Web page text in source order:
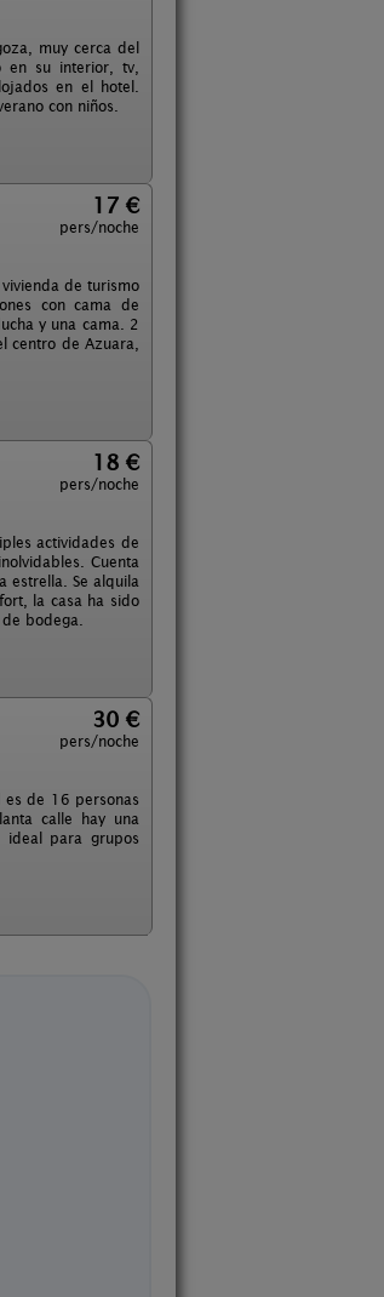
muy cerca del
en su interior, tv,
en el hotel.
con niños.
17 €
pers/noche
de turismo
con cama de
y una cama. 2
centro de Azuara,
18 €
pers/noche
actividades de
Cuenta
estrella. Se alquila
la casa ha sido
bodega.
30 €
pers/noche
es de 16 personas
calle hay una
ideal para grupos